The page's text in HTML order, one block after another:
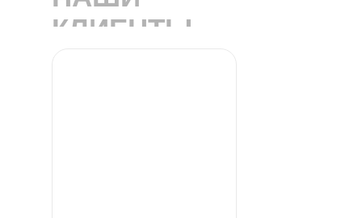
КЛИЕНТЫ